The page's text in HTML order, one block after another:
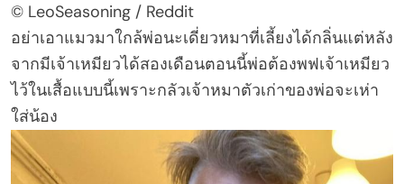
© LeoSeasoning / Reddit
อย่าเอาแมวมาใกล้พ่อนะเดี่ยวหมาที่เลี้ยงได้กลิ่นแต่หลัง
จากมีเจ้าเหมียวได้สองเดือนตอนนี้พ่อต้องพฟเจ้าเหมียว
ไว้ในเสื้อแบบนี้เพราะกลัวเจ้าหมาตัวเก่าของพ่อจะเห่า
ใส่น้อง